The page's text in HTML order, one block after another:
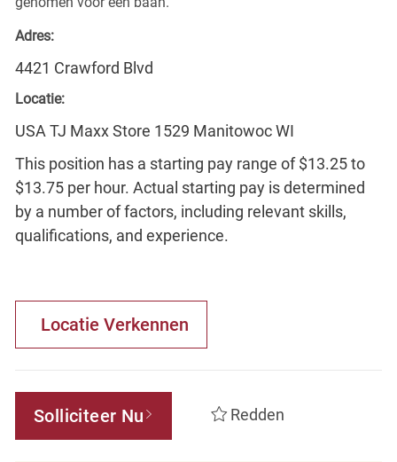
Adres:
4421 Crawford Blvd
Locatie:
USA TJ Maxx Store 1529 Manitowoc WI
This position has a starting pay range of $13.25 to
$13.75 per hour. Actual starting pay is determined
by a number of factors, including relevant skills,
qualifications, and experience.
Locatie Verkennen
Solliciteer Nu Redden